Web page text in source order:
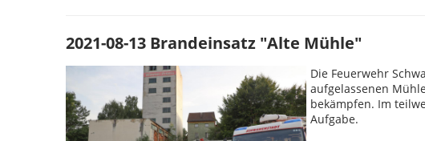
2021-08-13 Brandeinsatz "Alte Mühle"
Die Feuerwehr
aufgelassenen
bekämpfen. Im
Aufgabe.